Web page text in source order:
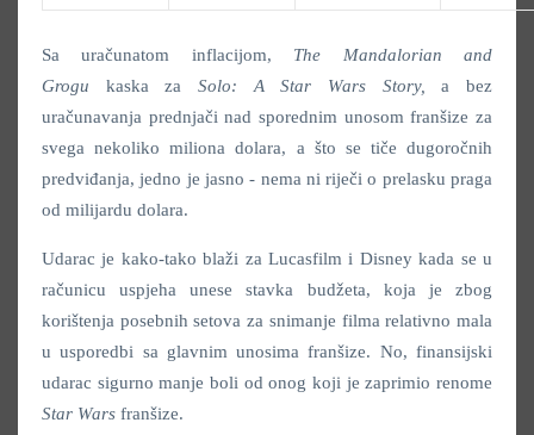
Sa uračunatom inflacijom, The Mandalorian and
Grogu kaska zaSolo: A Star Wars Story,a bez
uračunavanja prednjači nad sporednim unosom franšize za
svega nekoliko miliona dolara, a što se tiče dugoročnih
predviđanja, jedno je jasno - nema ni riječi o prelasku praga
od milijardu dolara.
Udarac je kako-tako blaži za Lucasfilm i Disney kada se u
računicu uspjeha unese stavka budžeta, koja je zbog
korištenja posebnih setova za snimanje filma relativno mala
u usporedbi sa glavnim unosima franšize. No, finansijski
udarac sigurno manje boli od onog koji je zaprimio renome
Star Wars franšize.